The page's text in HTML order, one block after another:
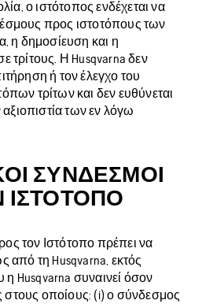
ο ιστότοπος ενδέχεται να
προς ιστοτόπους των
η δημοσίευση και η
τρίτους. Η Husqvarna δεν
ή τον έλεγχο του
τρίτων και δεν ευθύνεται
αξιοπιστία των εν λόγω
ΣΎΝΔΕΣΜΟΙ
ΙΣΤΌΤΟΠΟ
τον Ιστότοπο πρέπει να
από τη Husqvarna, εκτός
Husqvarna συναινεί όσον
οποίους: (i) ο σύνδεσμος